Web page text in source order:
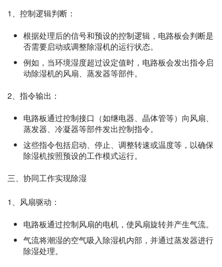
1、控制逻辑判断：
根据处理后的信号和预设的控制逻辑，电路板会判断是
否需要启动或调整除湿机的运行状态。
例如，当环境湿度超过设定值时，电路板会发出指令启
动除湿机的风扇、蒸发器等部件。
2、指令输出：
电路板通过控制接口（如继电器、晶体管等）向风扇、
蒸发器、冷凝器等部件发出控制指令。
这些指令包括启动、停止、调整转速或温度等，以确保
除湿机按照预设的工作模式运行。
三、协同工作实现除湿
1、风扇驱动：
电路板通过控制风扇的电机，使风扇旋转并产生气流。
气流将潮湿的空气吸入除湿机内部，并通过蒸发器进行
除湿处理。